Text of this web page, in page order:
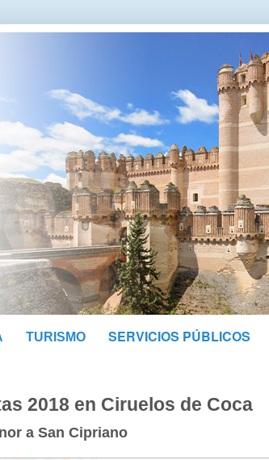
TURISMO SERVICIOS PÚBLICOS
2018 en Ciruelos de Coca
a San Cipriano